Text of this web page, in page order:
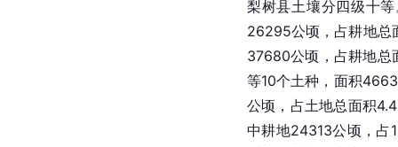
土壤
受地质条件和土质影响
淡黑钙土、草甸土、盐
132个土种。耕地以黑